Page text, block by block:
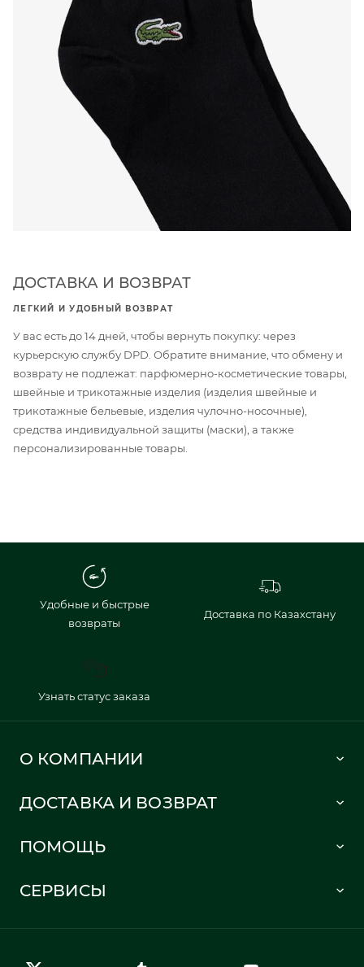
ДОСТАВКА И ВОЗВРАТ
ЛЕГКИЙ И УДОБНЫЙ ВОЗВРАТ
У вас есть до 14 дней, чтобы вернуть покупку: через
курьерскую службу DPD. Обратите внимание, что обмену и
возврату не подлежат: парфюмерно-косметические товары,
швейные и трикотажные изделия (изделия швейные и
трикотажные бельевые, изделия чулочно-носочные),
средства индивидуальной защиты (маски), а также
персонализированные товары.
Удобные и быстрые
возвраты
Доставка по Казахстану
Узнать статус заказа
О КОМПАНИИ
Политика в отношении обработки персональных данных
ДОСТАВКА И ВОЗВРАТ
Информация о доставке
Правила возврата
ПОМОЩЬ
Карта сайта
СЕРВИСЫ